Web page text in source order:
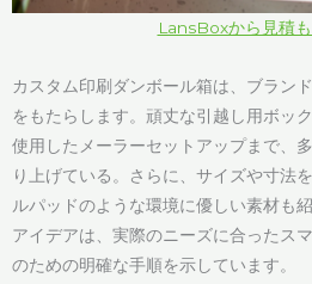
LansBoxから見積
カスタム印刷ダンボール箱は、ブラン
をもたらします。頑丈な引越し用ボッ
使用したメーラーセットアップまで、
り上げている。さらに、サイズや寸法
ルパッドのような環境に優しい素材も
アイデアは、実際のニーズに合ったス
のための明確な手順を示しています。